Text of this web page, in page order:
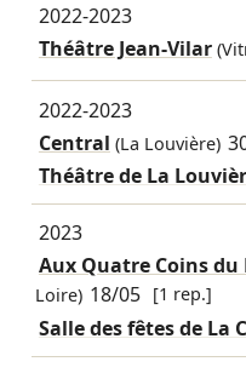
2022-2023
Théâtre Jean-Vilar
2022-2023
Central (La Louvière)
Théâtre de La
2023
Aux Quatre Coins du
Loire) 18/05 [1 rep.]
Salle des fêtes de La